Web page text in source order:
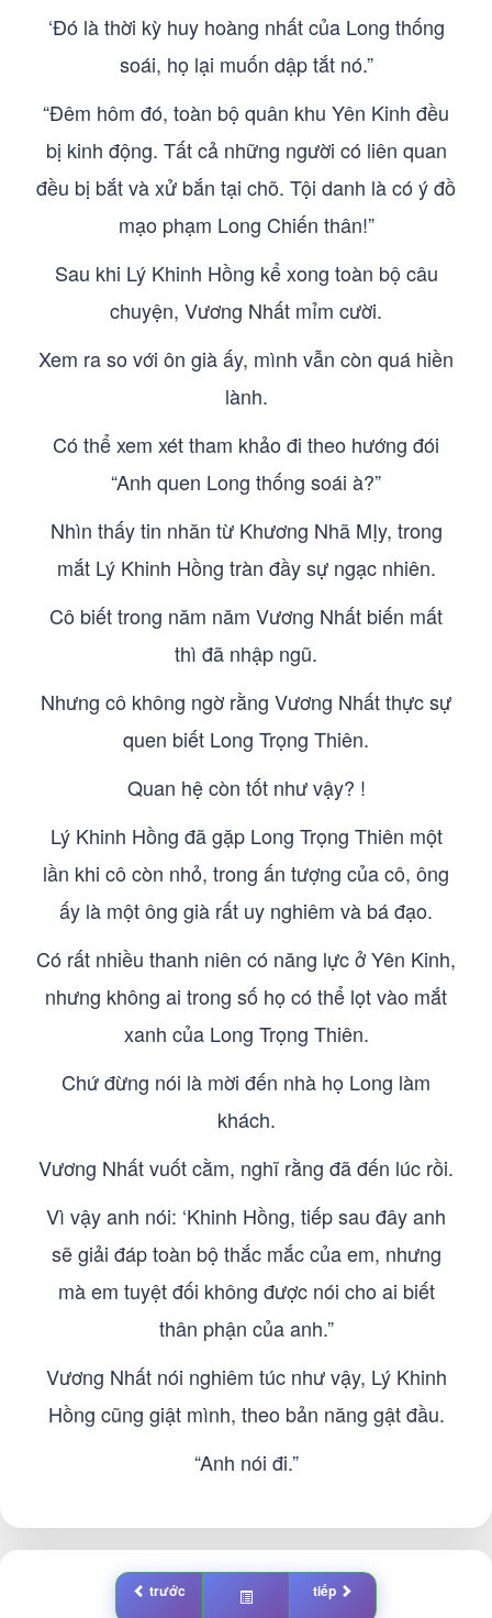
‘Đó là thời kỳ huy hoàng nhất của Long thống
soái, họ lại muốn dập tắt nó.”
“Đêm hôm đó, toàn bộ quân khu Yên Kinh đều
bị kinh động. Tất cả những người có liên quan
đều bị bắt và xử bắn tại chõ. Tội danh là có ý đồ
mạo phạm Long Chiến thân!”
Sau khi Lý Khinh Hồng kể xong toàn bộ câu
chuyện, Vương Nhất mỉm cười.
Xem ra so với ôn già ấy, mình vẫn còn quá hiền
lành.
Có thể xem xét tham khảo đi theo hướng đói
“Anh quen Long thống soái à?”
Nhìn thấy tin nhăn từ Khương Nhã MỊy, trong
mắt Lý Khinh Hồng tràn đầy sự ngạc nhiên.
Cô biết trong năm năm Vương Nhất biến mất
thì đã nhập ngũ.
Nhưng cô không ngờ rằng Vương Nhất thực sự
quen biết Long Trọng Thiên.
Quan hệ còn tốt như vậy? !
Lý Khinh Hồng đã gặp Long Trọng Thiên một
lần khi cô còn nhỏ, trong ấn tượng của cô, ông
ấy là một ông già rất uy nghiêm và bá đạo.
Có rất nhiều thanh niên có năng lực ở Yên Kinh,
nhưng không ai trong số họ có thể lọt vào mắt
xanh của Long Trọng Thiên.
Chứ đừng nói là mời đến nhà họ Long làm
khách.
Vương Nhất vuốt cằm, nghĩ rằng đã đến lúc rồi.
Vì vậy anh nói: ‘Khinh Hồng, tiếp sau đây anh
sẽ giải đáp toàn bộ thắc mắc của em, nhưng
mà em tuyệt đối không được nói cho ai biết
thân phận của anh.”
Vương Nhất nói nghiêm túc như vậy, Lý Khinh
Hồng cũng giật mình, theo bản năng gật đầu.
“Anh nói đi.”
trước tiếp